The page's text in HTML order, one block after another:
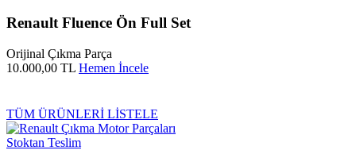
Renault Fluence Ön Full Set
Orijinal Çıkma Parça
10.000,00 TL Hemen İncele
TÜM ÜRÜNLERİ LİSTELE
Stoktan Teslim